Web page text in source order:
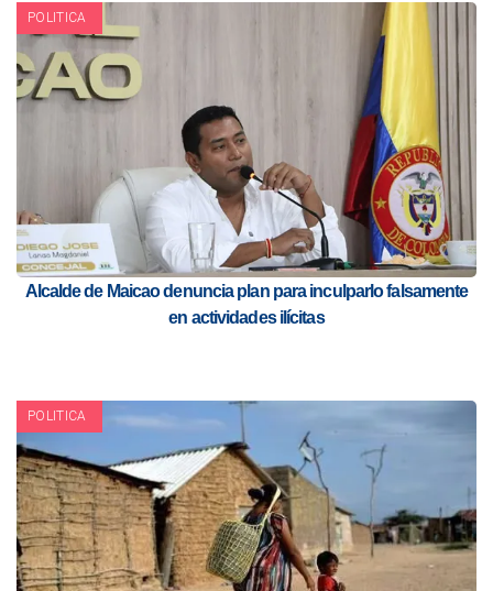
POLITICA
Alcalde de Maicao denuncia plan para inculparlo falsamente
en actividades ilícitas
POLITICA